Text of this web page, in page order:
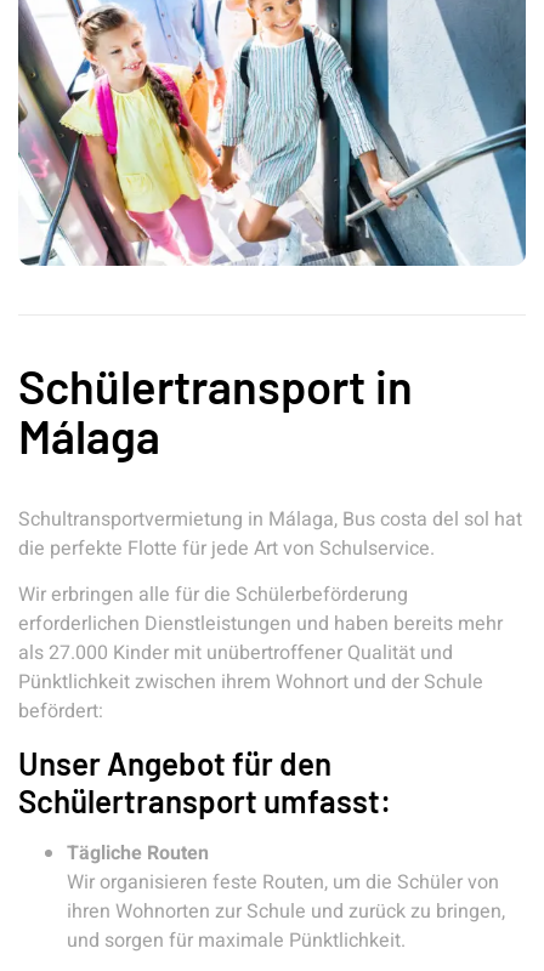
Schülertransport in
Málaga
Schultransportvermietung in Málaga, Bus costa del sol hat
die perfekte Flotte für jede Art von Schulservice.
Wir erbringen alle für die Schülerbeförderung
erforderlichen Dienstleistungen und haben bereits mehr
als 27.000 Kinder mit unübertroffener Qualität und
Pünktlichkeit zwischen ihrem Wohnort und der Schule
befördert:
Unser Angebot für den
Schülertransport umfasst:
Tägliche Routen
Wir organisieren feste Routen, um die Schüler von
ihren Wohnorten zur Schule und zurück zu bringen,
und sorgen für maximale Pünktlichkeit.